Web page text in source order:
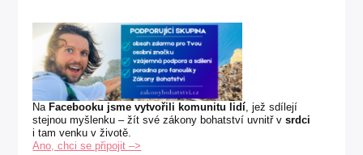
NaFacebooku jsme vytvořili komunitu lidí , jež sdílejí
stejnou myšlenku – žít své zákony bohatství uvnitř vsrdci
i tam venku v životě.
Ano, chci se připojit –>